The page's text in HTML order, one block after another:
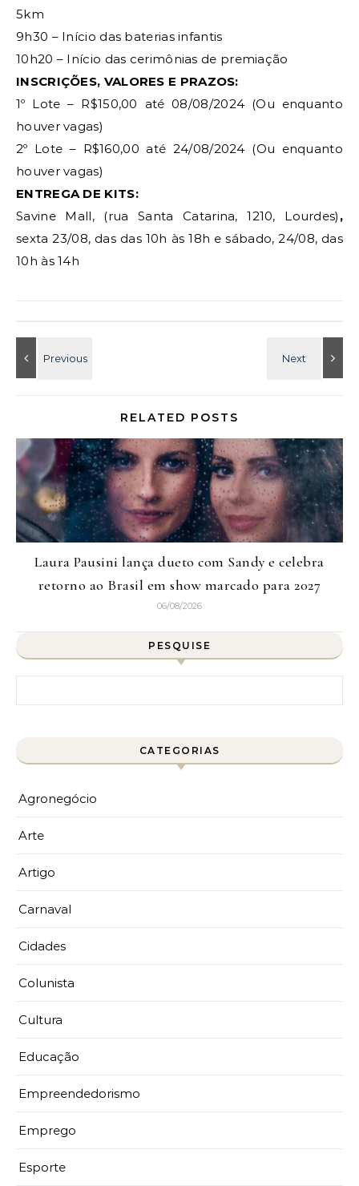
5km
9h30 – Início das baterias infantis
10h20 – Início das cerimônias de premiação
INSCRIÇÕES, VALORES E PRAZOS:
1º Lote – R$150,00 até 08/08/2024 (Ou enquanto
houver vagas)
2º Lote – R$160,00 até 24/08/2024 (Ou enquanto
houver vagas)
ENTREGA DE KITS:
Savine Mall, (rua Santa Catarina, 1210, Lourdes) ,
sexta 23/08, das das 10h às 18h e sábado, 24/08, das
10h às 14h
RELATED POSTS
Laura Pausini lança dueto com Sandy e celebra
retorno ao Brasil em show marcado para 2027
06/08/2026
PESQUISE
CATEGORIAS
Agronegócio
Arte
Artigo
Carnaval
Cidades
Colunista
Cultura
Educação
Empreendedorismo
Emprego
Esporte